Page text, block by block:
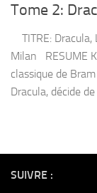
Tome 2:
TITRE: Dracula,
Milan RESUME
classique de
Dracula, décide
SUIVRE :